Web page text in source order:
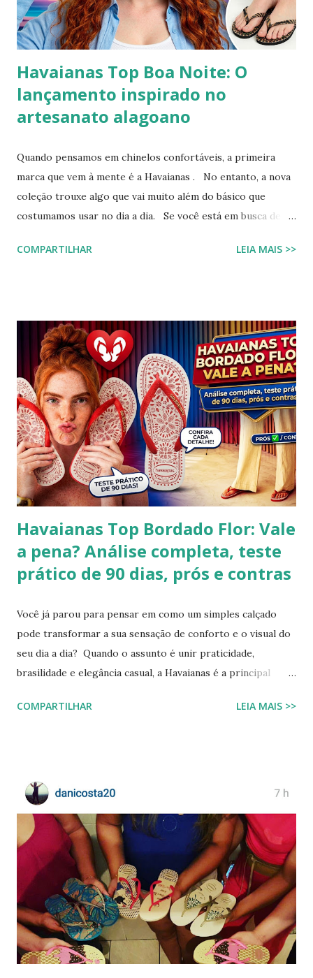
brasileiro e como você pode reproduzir o visual da Kelly
Brook com facilidade. Vamos mergu...
Havaianas Top Boa Noite: O
lançamento inspirado no
artesanato alagoano
Quando pensamos em chinelos confortáveis, a primeira
marca que vem à mente é a Havaianas . No entanto, a nova
coleção trouxe algo que vai muito além do básico que
costumamos usar no dia a dia. Se você está em busca de
riqueza cultural do Nordeste brasileiro, o Chinelo
verdadeira declaração de estilo e arte. Você já imaginou
carregar na sola dos seus pés uma tradição que é
transmitida de geração em geração pelas artesãs do sertão
alagoano? O grande segredo deste lançamento está na
habilidade de traduzir a identidade cultural brasileira em um
acessório de moda contemporâneo, sem perder a essência
da versatilidade que consagrou o formato clássico. É a
união perfeita entre a tradição nordestina e a modernidade
urbana que o seu guarda-ro...
COMPARTILHAR LEIA MAIS >>
Havaianas Top Bordado Flor: Vale
a pena? Análise completa, teste
prático de 90 dias, prós e contras
Você já parou para pensar em como um simples calçado
pode transformar a sua sensação de conforto e o visual do
seu dia a dia? Quando o assunto é unir praticidade,
brasilidade e elegância casual, a Havaianas é a principal
Bordado Flor custando R$ 89,99 quase o dobro de um
imparcial, submetemos a Havaianas Top Bordado Flor a um
caminhadas contínuas e exposição à praia. Analisamos desde
a durabilidade da estampa por transferência térmica até a
resistência do aplique metálico em Zamak. Abaixo, você
confere nossa avaliação completa com prós, contras, guia
de tamanhos em centímetros, teste de autenticidade e
combinações de estilo. O que é a Havaianas Top Bordado
Flor? A Havaianas Top Bordado Flor é uma v...
COMPARTILHAR LEIA MAIS >>